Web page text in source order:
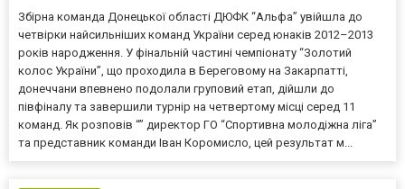
Збірна команда Донецької області ДЮФК “Альфа” увійшла до
четвірки найсильніших команд України серед юнаків 2012–2013
років народження. У фінальній частині чемпіонату “Золотий
колос України”, що проходила в Береговому на Закарпатті,
донеччани впевнено подолали груповий етап, дійшли до
півфіналу та завершили турнір на четвертому місці серед 11
команд. Як розповів “” директор ГО “Спортивна молодіжна ліга”
та представник команди Іван Коромисло, цей результат м...